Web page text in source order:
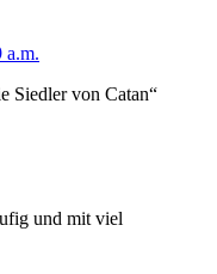
a.m.
Siedler von Catan“
und mit viel